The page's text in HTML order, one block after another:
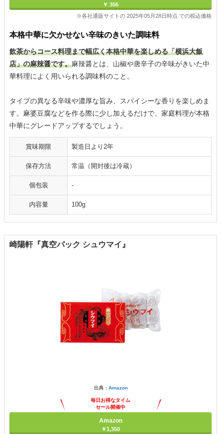
￥ 356
※各社通販サイトの 2025年05月28日時点 での税込価格
本格中華に欠かせない辛味のきいた調味料
飲茶からコース料理まで幅広く本格中華を楽しめる「横浜大飯
店」の麻辣醤です。麻辣醤とは、山椒や唐辛子の辛味がきいた中
華料理によく用いられる調味料のこと。
タイプの異なる辛味や濃厚な旨み、スパイシーな香りを楽しめま
す。麻婆豆腐などを作る際に少し加えるだけで、家庭料理が本格
中華にグレードアップするでしょう。
賞味期限 製造日より2年
保存方法 常温（開封後は冷蔵）
個包装 -
内容量 100g
崎陽軒『真空パック シュウマイ』
出典： Amazon
毎日お得なタイム
セール開催中
Amazon
￥1,350